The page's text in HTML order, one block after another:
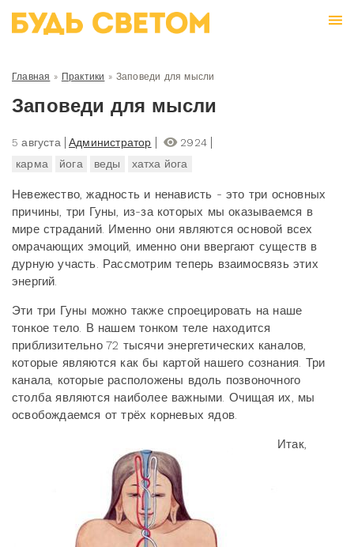
Главная » Практики » Заповеди для мысли
Заповеди для мысли
5 августа Администратор
2924
карма
йога веды хатха йога
Невежество, жадность и ненависть - это три основных
причины, три Гуны, из-за которых мы оказываемся в
мире страданий. Именно они являются основой всех
омрачающих эмоций, именно они ввергают существ в
дурную участь. Рассмотрим теперь взаимосвязь этих
энергий.
Эти три Гуны можно также спроецировать на наше
тонкое тело. В нашем тонком теле находится
приблизительно 72 тысячи энергетических каналов,
которые являются как бы картой нашего сознания. Три
канала, которые расположены вдоль позвоночного
столба являются наиболее важными. Очищая их, мы
освобождаемся от трёх корневых ядов.
Итак,